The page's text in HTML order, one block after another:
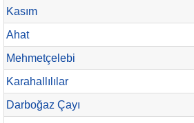
Kasım
Ahat
Mehmetçelebi
Karahallılılar
Darboğaz Çayı